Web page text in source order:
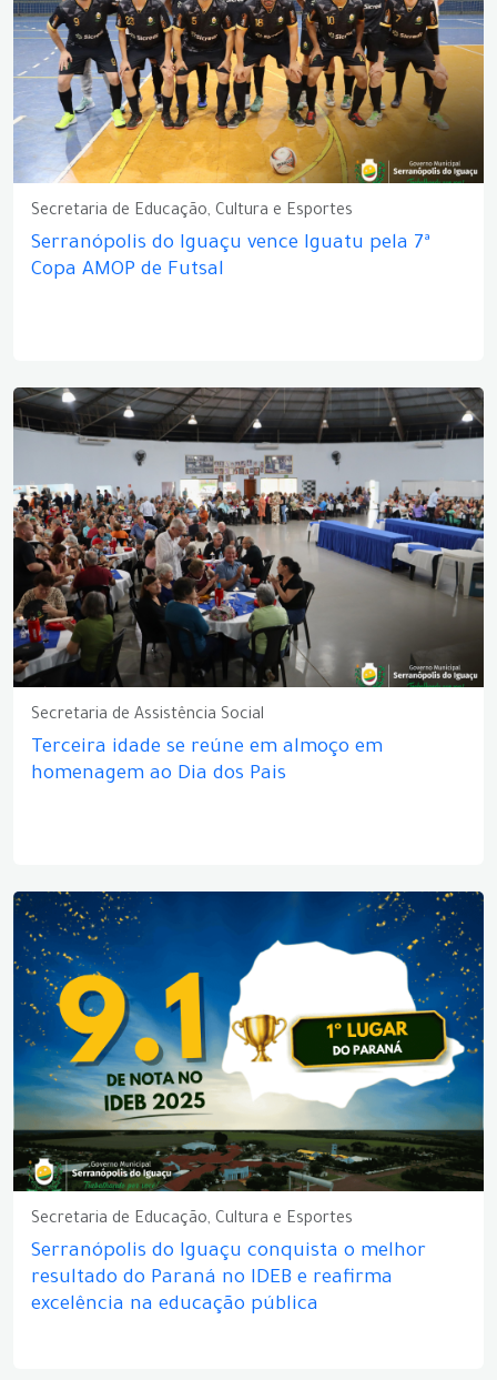
Secretaria de Educação, Cultura e Esportes
Serranópolis do Iguaçu vence Iguatu pela 7ª
Copa AMOP de Futsal
Secretaria de Assistência Social
Terceira idade se reúne em almoço em
homenagem ao Dia dos Pais
Secretaria de Educação, Cultura e Esportes
Serranópolis do Iguaçu conquista o melhor
resultado do Paraná no IDEB e reafirma
excelência na educação pública